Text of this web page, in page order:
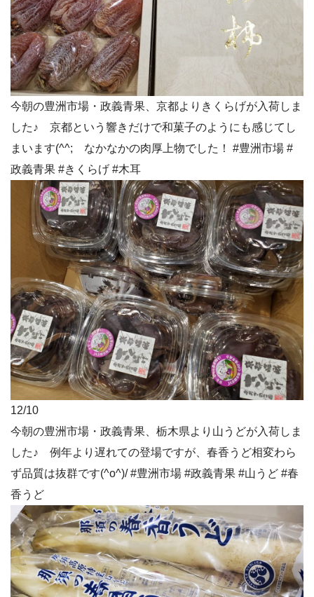
今朝の豊洲市場・政義青果、京都よりきくらげが入荷しま
した♪ 京都という響きだけで和菓子のようにも感じてし
まいます(^^; なかなかの肉厚上物でした！ #豊洲市場 #
政義青果 #きくらげ #木耳
12/10
今朝の豊洲市場・政義青果、栃木県より山うどが入荷しま
した♪ 例年より遅れての登場ですが、春香うど相変わら
ず品質は抜群です(^o^)/ #豊洲市場 #政義青果 #山うど #春
香うど